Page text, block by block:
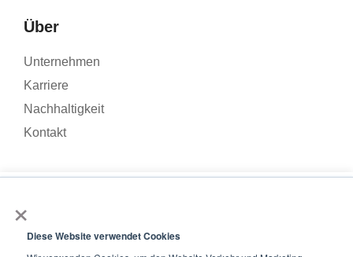
×
Diese Website verwendet Cookies
analysieren und Ihr Nutzererlebnis zu verbessern. Wenn Sie auf
„Akzeptieren“ klicken, stimmen Sie der Verwendung von
Über
Unternehmen
Karriere
Nachhaltigkeit
Kontakt
© 2026 – Roamler .V.
Allgemeine